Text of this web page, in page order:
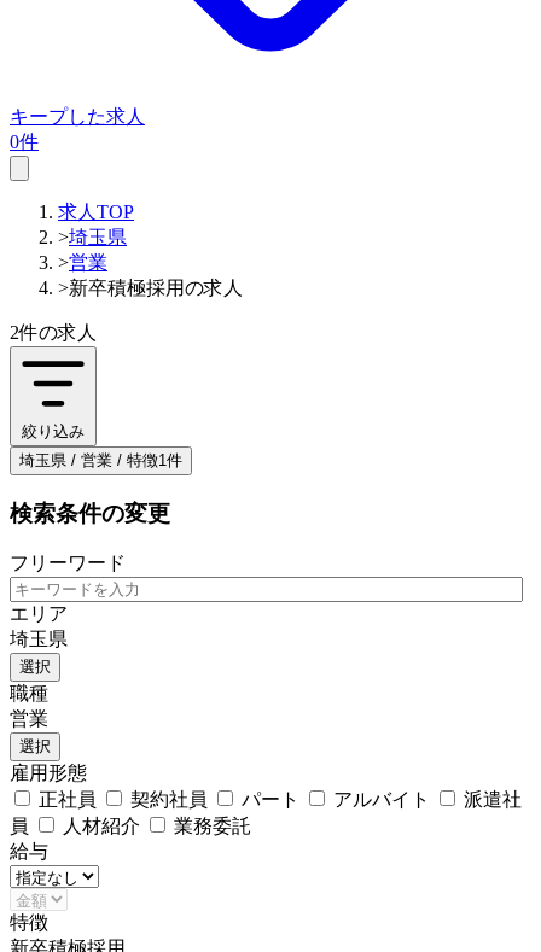
キープした求人
0件
求人TOP
>埼玉県
>営業
>新卒積極採用の求人
2件の求人
絞り込み
埼玉県 / 営業 / 特徴1件
検索条件の変更
フリーワード
エリア
埼玉県
選択
職種
営業
選択
雇用形態
正社員
契約社員 パート アルバイト
派遣社
員
人材紹介
業務委託
給与
特徴